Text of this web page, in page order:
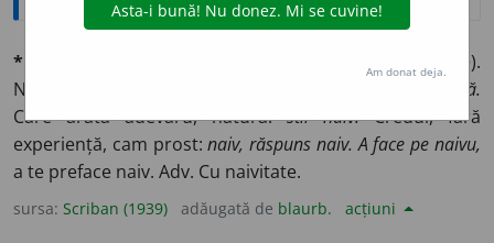
* naív, -ă nativo).
Natural, ingenuŭ, fără artificiĭ:
copiiĭ îs naivĭ, vorbă naivă.
Care arată adevăru, natura:stil naiv.Credul, fără
experiență, cam prost:naiv, răspuns naiv. A face pe naivu,
a te preface naiv. Adv. Cu naivitate.
sursa: Scriban (1939) adăugată de blaurb. acțiuni
Am donat deja.